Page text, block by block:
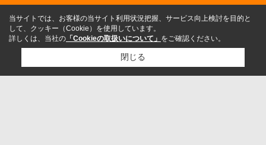
当サイトでは、お客様の当サイト利用状況把握、サービス向上検討を目的と
して、クッキー（Cookie）を使用しています。
詳しくは、当社の 「Cookieの取扱いについて」 をご確認ください。
閉じる